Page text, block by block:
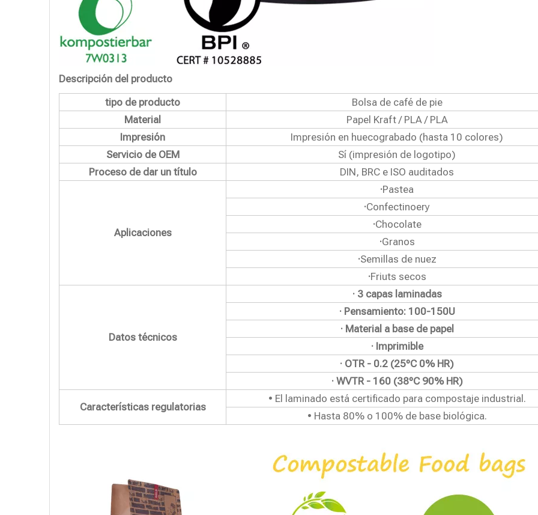
Descripción del producto
tipo de producto
Bolsa de café de pie
Material
Papel Kraft / PLA / PLA
Impresión
Impresión en huecograbado (hasta 10 colores)
Servicio de OEM
Sí (impresión de logotipo)
Proceso de dar un título
DIN, BRC e ISO auditados
Aplicaciones
·Pastea
·Confectinoery
·Chocolate
·Granos
·Semillas de nuez
·Friuts secos
Datos técnicos
· 3 capas laminadas
· Pensamiento: 100-150U
· Material a base de papel
· Imprimible
· OTR - 0.2 (25ºC 0% HR)
· WVTR - 160 (38ºC 90% HR)
Características regulatorias
• El laminado está certificado para compostaje industrial.
• Hasta 80% o 100% de base biológica.